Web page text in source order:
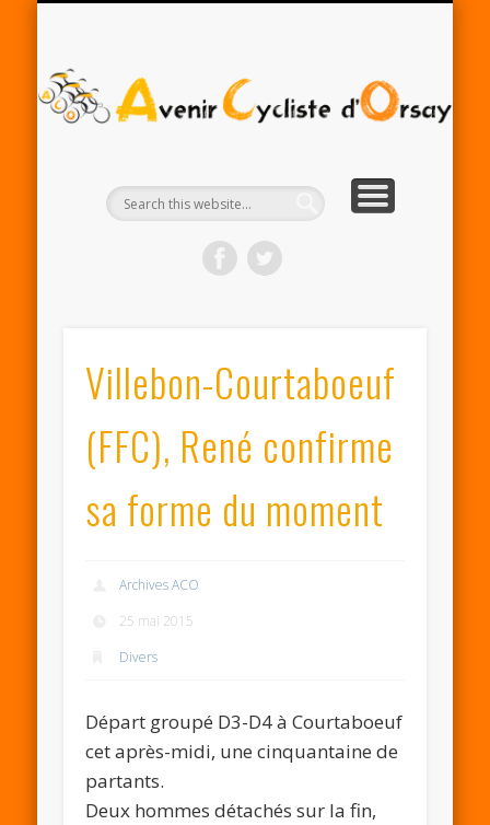
Villebon-Courtaboeuf
(FFC), René confirme
sa forme du moment
Archives ACO
25 mai 2015
Divers
Départ groupé D3-D4 à Courtaboeuf
cet après-midi, une cinquantaine de
partants.
Deux hommes détachés sur la fin,